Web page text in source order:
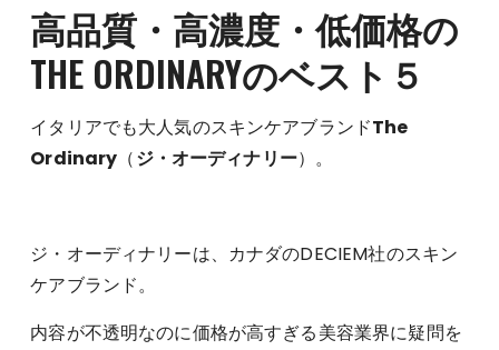
高品質・高濃度・低価格の
THE ORDINARYのベスト５
イタリアでも大人気のスキンケアブランドThe
Ordinary （ジ・オーディナリー）。
ジ・オーディナリーは、カナダのDECIEM社のスキン
ケアブランド。
内容が不透明なのに価格が高すぎる美容業界に疑問を